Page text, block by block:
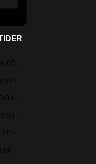
-
-
-
-
-
-